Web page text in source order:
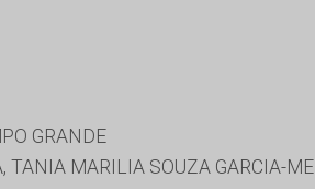
GRANDE
TANIA MARILIA SOUZA GARCIA-ME